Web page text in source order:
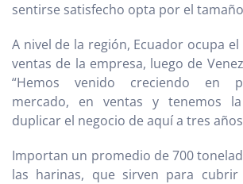
sentirse satisfecho opta por el
A nivel de la región, Ecuador ocupa
ventas de la empresa, luego de
“Hemos venido creciendo en
mercado, en ventas y tenemos
duplicar el negocio de aquí a tres
Importan un promedio de 700
las harinas, que sirven para cubrir